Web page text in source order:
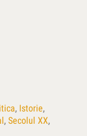
, Istorie,
, Secolul XX,